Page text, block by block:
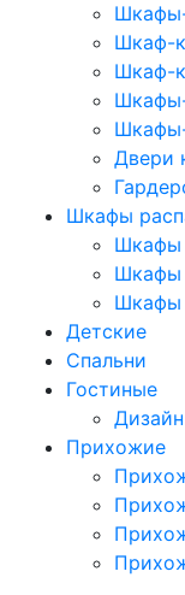
Шкаф-
Шкаф-
Двери
Шкафы
Шкафы
Шкафы
Шкафы
Детские
Спальни
Гостиные
Прихожие